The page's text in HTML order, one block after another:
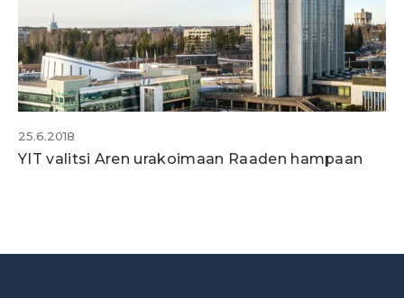
25.6.2018
YIT valitsi Aren urakoimaan Raaden hampaan